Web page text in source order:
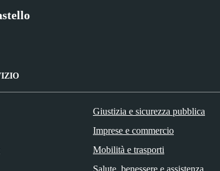
Giustizia e sicurezza pubblica
Imprese e commercio
Mobilità e trasporti